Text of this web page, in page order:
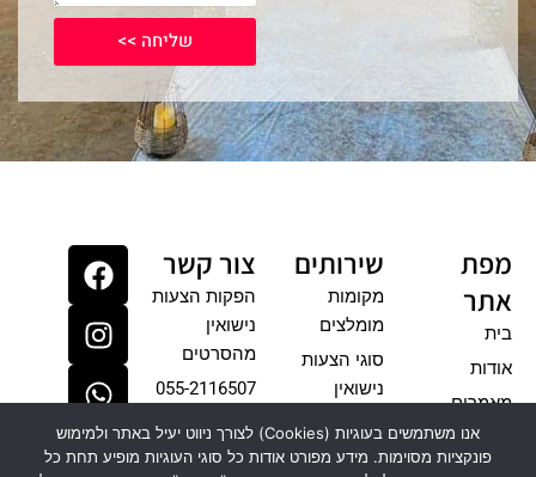
o
k
r
a
m
p
שליחה >>
מפת
אתר
בית
אודות
מאמרים
גלריה
צרו קשר
שירותים
מקומות
מומלצים
סוגי הצעות
נישואין
צור קשר
הפקות הצעות
נישואין
מהסרטים
055-2116507
F
a
c
e
b
o
o
k
I
n
s
t
a
g
r
a
W
h
a
t
s
a
p
p
אנו משתמשים בעוגיות (Cookies) לצורך ניווט יעיל באתר ולמימוש
פונקציות מסוימות. מידע מפורט אודות כל סוגי העוגיות מופיע תחת כל